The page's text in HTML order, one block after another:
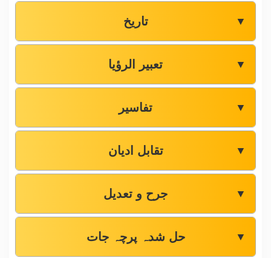
تاریخ ▼
تعبیر الرؤیا ▼
تفاسیر ▼
تقابل ادیان ▼
جرح و تعدیل ▼
حل شدہ پرچہ جات ▼